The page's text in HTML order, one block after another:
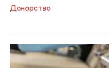
Донорство